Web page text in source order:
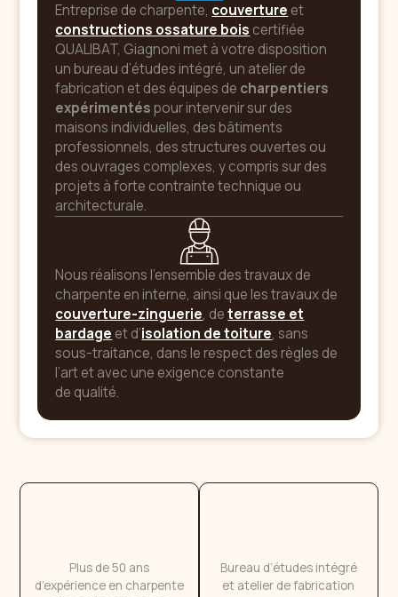
Entreprise de charpente, couverture et
constructions ossature bois certifiée
QUALIBAT, Giagnoni met à votre disposition
un bureau d’études intégré, un atelier de
fabrication et des équipes de charpentiers
expérimentéspour intervenir sur des
maisons individuelles, des bâtiments
professionnels, des structures ouvertes ou
des ouvrages complexes, y compris sur des
projets à forte contrainte technique ou
architecturale.
Nous réalisons l’ensemble des travaux de
charpente en interne, ainsi que les travaux de
couverture-zinguerie, deterrasse et
bardage et d’isolation de toiture, sans
sous-traitance, dans le respect des règles de
l’art et avec une exigence constante
de qualité.
Plus de 50 ans
d’expérience en charpente
Bureau d’études intégré
et atelier de fabrication